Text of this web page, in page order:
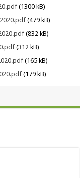
(1300 kB)
(479 kB)
(832 kB)
(312 kB)
(165 kB)
(179 kB)